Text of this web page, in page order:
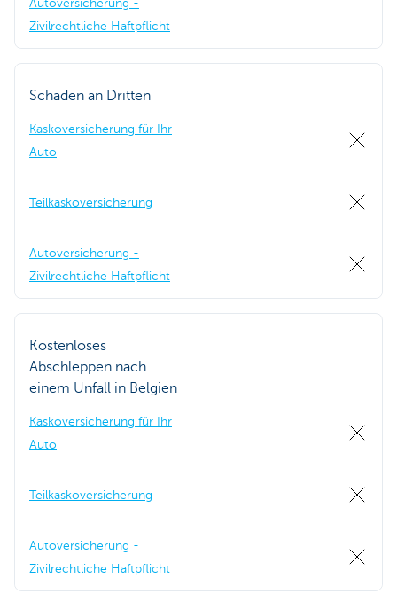
Autoversicherung -
Zivilrechtliche Haftpflicht
Schaden an Dritten
Kaskoversicherung für Ihr
Auto
Teilkaskoversicherung
Autoversicherung -
Zivilrechtliche Haftpflicht
Kostenloses
Abschleppen nach
einem Unfall in Belgien
Kaskoversicherung für Ihr
Auto
Teilkaskoversicherung
Autoversicherung -
Zivilrechtliche Haftpflicht